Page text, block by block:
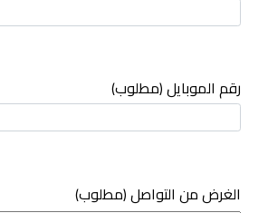
رقم الموبايل (مطلوب)
(مطلوب) الغرض من التواصل